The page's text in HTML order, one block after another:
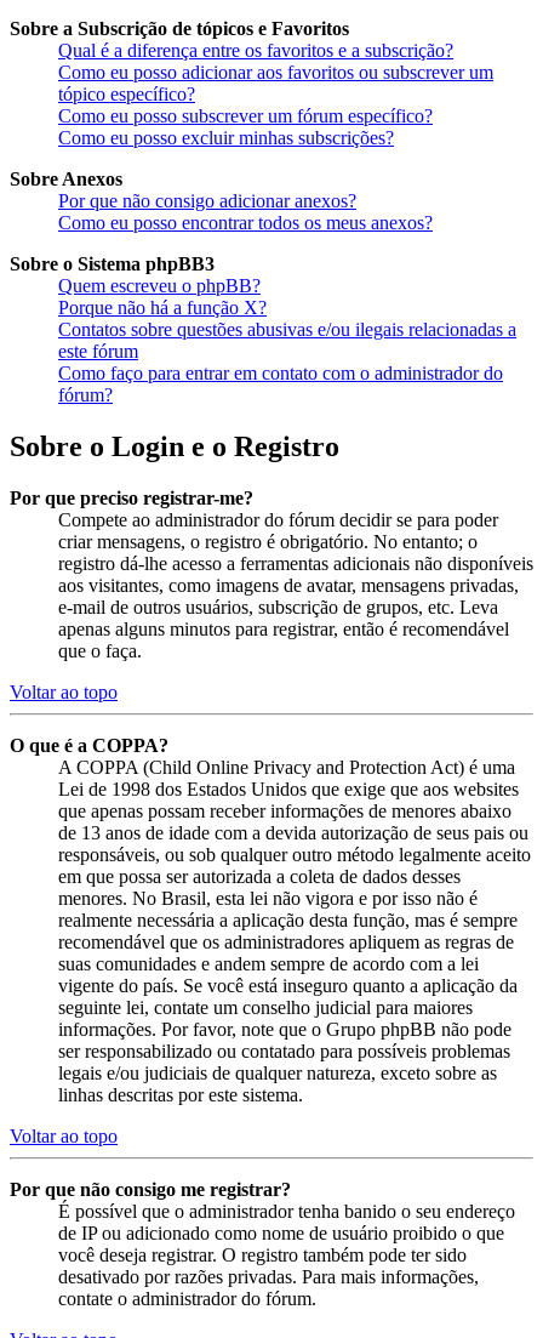
Sobre a Subscrição de tópicos e Favoritos
Qual é a diferença entre os favoritos e a subscrição?
Como eu posso adicionar aos favoritos ou subscrever um
tópico específico?
Como eu posso subscrever um fórum específico?
Como eu posso excluir minhas subscrições?
Sobre Anexos
Por que não consigo adicionar anexos?
Como eu posso encontrar todos os meus anexos?
Sobre o Sistema phpBB3
Quem escreveu o phpBB?
Porque não há a função X?
Contatos sobre questões abusivas e/ou ilegais relacionadas a
este fórum
Como faço para entrar em contato com o administrador do
fórum?
Sobre o Login e o Registro
Por que preciso registrar-me?
Compete ao administrador do fórum decidir se para poder
criar mensagens, o registro é obrigatório. No entanto; o
registro dá-lhe acesso a ferramentas adicionais não disponíveis
aos visitantes, como imagens de avatar, mensagens privadas,
e-mail de outros usuários, subscrição de grupos, etc. Leva
apenas alguns minutos para registrar, então é recomendável
que o faça.
Voltar ao topo
O que é a COPPA?
A COPPA (Child Online Privacy and Protection Act) é uma
Lei de 1998 dos Estados Unidos que exige que aos websites
que apenas possam receber informações de menores abaixo
de 13 anos de idade com a devida autorização de seus pais ou
responsáveis, ou sob qualquer outro método legalmente aceito
em que possa ser autorizada a coleta de dados desses
menores. No Brasil, esta lei não vigora e por isso não é
realmente necessária a aplicação desta função, mas é sempre
recomendável que os administradores apliquem as regras de
suas comunidades e andem sempre de acordo com a lei
vigente do país. Se você está inseguro quanto a aplicação da
seguinte lei, contate um conselho judicial para maiores
informações. Por favor, note que o Grupo phpBB não pode
ser responsabilizado ou contatado para possíveis problemas
legais e/ou judiciais de qualquer natureza, exceto sobre as
linhas descritas por este sistema.
Voltar ao topo
Por que não consigo me registrar?
É possível que o administrador tenha banido o seu endereço
de IP ou adicionado como nome de usuário proibido o que
você deseja registrar. O registro também pode ter sido
desativado por razões privadas. Para mais informações,
contate o administrador do fórum.